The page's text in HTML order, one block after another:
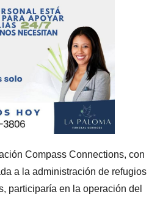
Compass Connections, con
a la administración de refugios
participaría en la operación del